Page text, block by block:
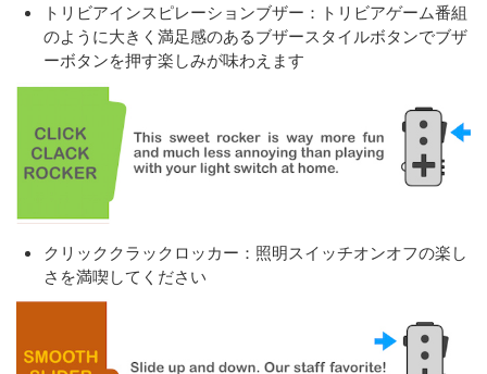
トリビアインスピレーションブザー：トリビアゲーム番組
のように大きく満足感のあるブザースタイルボタンでブザ
ーボタンを押す楽しみが味わえます
クリッククラックロッカー：照明スイッチオンオフの楽し
さを満喫してください